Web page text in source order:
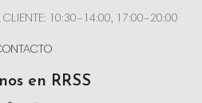
CLIENTE: 10:30–14:00, 17:00–20:00
en RRSS